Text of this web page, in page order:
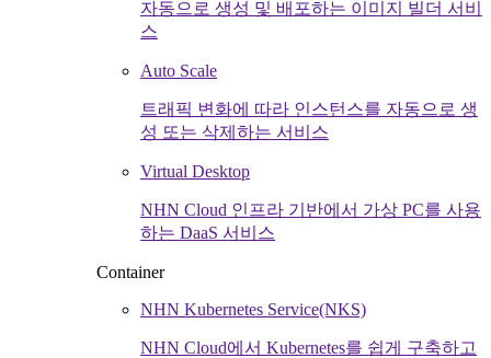
자동으로 생성 및 배포하는 이미지 빌더 서비
스
Auto Scale
트래픽 변화에 따라 인스턴스를 자동으로 생
성 또는 삭제하는 서비스
Virtual Desktop
NHN Cloud 인프라 기반에서 가상 PC를 사용
하는 DaaS 서비스
Container
NHN Kubernetes Service(NKS)
NHN Cloud에서 Kubernetes를 쉽게 구축하고